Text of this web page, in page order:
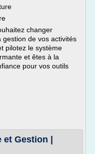
changer
de vos activités
pilotez le système
et êtes à la
pour vos outils
Gestion |